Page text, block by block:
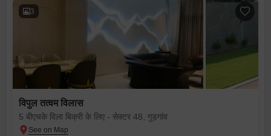
3
विपुल तत्वम विलास
5 बीएचके विला बिक्री के लिए - सेक्टर 48, गुड़गांव